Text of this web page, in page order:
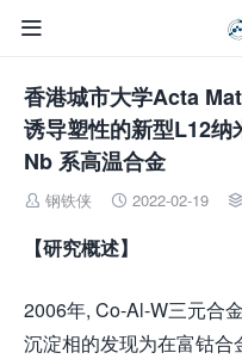

香港城市大学Acta
诱导塑性的新型L12
Nb 系高温合金
 钢铁侠  2022-02-19 
【研究概述】
2006年, Co-Al-W三元合
沉淀相的发现为在富钴